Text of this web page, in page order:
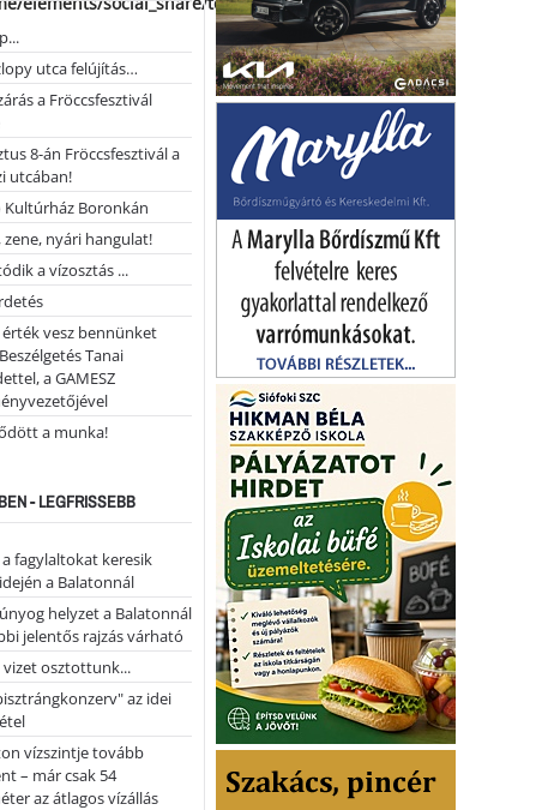
utca felújítás…
a Fröccsfesztivál
8-án Fröccsfesztivál a
utcában!
Kultúrház Boronkán
zene, nyári hangulat!
a vízosztás ...
érték vesz bennünket
Tanai
a GAMESZ
a munka!
- LEGFRISSEBB
a fagylaltokat keresik
a Balatonnál
helyzet a Balatonnál
jelentős rajzás várható
osztottunk...
az idei
vízszintje tovább
– már csak 54
az átlagos vízállás